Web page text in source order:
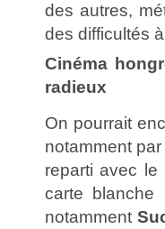
des autres,
des difficultés
Cinéma
radieux
On pourrait
notamment
reparti avec le
carte
notamment